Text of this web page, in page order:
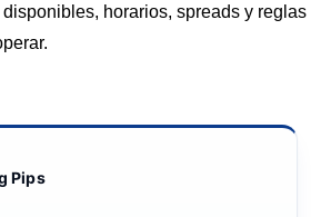
horarios, spreads y reglas
Pips